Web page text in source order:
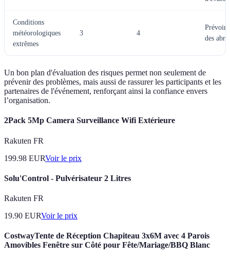
Conditions
météorologiques
extrêmes
3 4
Prévoir
des
Un bon plan d'évaluation des risques permet non seulement de
prévenir des problèmes, mais aussi de rassurer les participants et les
partenaires de l'événement, renforçant ainsi la confiance envers
l’organisation.
2Pack 5Mp Camera Surveillance Wifi Extérieure
Rakuten FR
199.98 EURVoir le prix
Solu'Control - Pulvérisateur 2 Litres
Rakuten FR
19.90 EURVoir le prix
CostwayTente de Réception Chapiteau 3x6M avec 4 Parois
Amovibles Fenêtre sur Côté pour Fête/Mariage/BBQ Blanc